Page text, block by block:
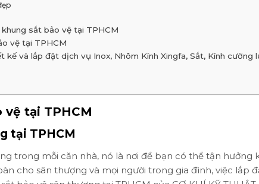
sắt bảo vệ tại TPHCM
vệ tại TPHCM
kế và lắp đặt dịch vụ Inox, Nhôm Kính Xingfa, Sắt, Kính cường
tại TPHCM
tại TPHCM
trong mỗi căn nhà, nó là nơi để bạn có thể tận hưởng
cho sân thượng và mọi người trong gia đình, việc lắp